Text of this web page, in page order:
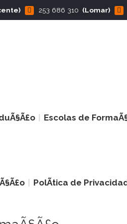
253 686 310 (Lomar)
Escolas de
PolÃ­tica de